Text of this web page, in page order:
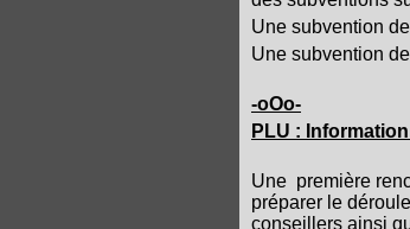
Une subvention
Une subvention
-oOo-
PLU :
Une première
préparer le
conseillers ainsi